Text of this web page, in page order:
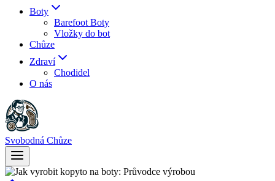
Boty
Barefoot Boty
Vložky do bot
Chůze
Zdraví
Chodidel
O nás
Svobodná Chůze